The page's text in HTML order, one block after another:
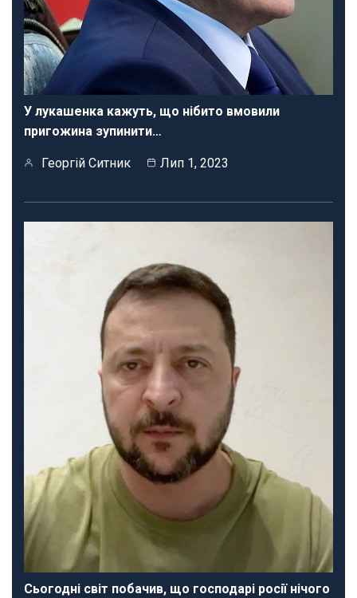
У лукашенка кажуть, що нібито вмовили
пригожина зупинити…
Георгій Ситник Лип 1, 2023
Сьогодні світ побачив, що господарі росії нічого